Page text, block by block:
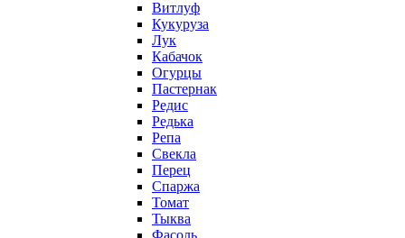
Витлуф
Кукуруза
Лук
Кабачок
Огурцы
Пастернак
Редис
Редька
Репа
Свекла
Перец
Спаржа
Томат
Тыква
Фасоль